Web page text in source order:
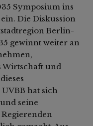
Symposium ins
Die Diskussion
Berlin-
gewinnt weiter an
Wirtschaft und
hat sich
seine